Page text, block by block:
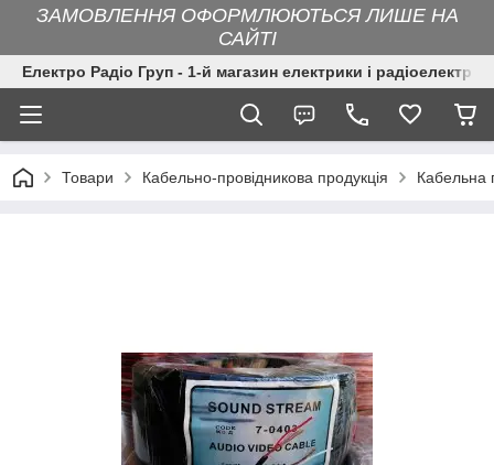
ЗАМОВЛЕННЯ ОФОРМЛЮЮТЬСЯ ЛИШЕ НА
САЙТІ
Електро Радіо Груп - 1-й магазин електрики і
Товари Кабельно-провідникова продукція Кабельна